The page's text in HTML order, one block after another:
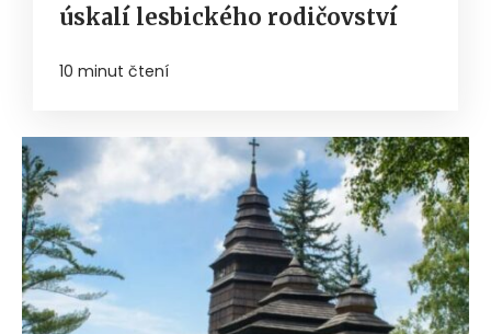
úskalí lesbického rodičovství
10 minut čtení